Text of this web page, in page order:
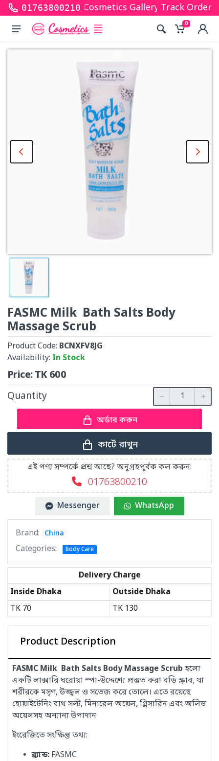
01763800210
shopping with Cosmetics Gallery Bd. Hope you
Track Order
0
FASMC Milk Bath Salts Body
Massage Scrub
Product Code: BCNXFV8JG
Availability: In Stock
Price:TK600
Quantity
অর্ডার করুন
কার্টে রাখুন
এই পণ্য সম্পর্কে প্রশ্ন আছে? অনুগ্রহপূর্বক কল করুন:
01763800210
Messenger WhatsApp
Brand: China
Categories: Body Care
Delivery Charge
Inside Dhaka
Outside Dhaka
TK 70 TK 130
Product Description
FASMC Milk Bath Salts Body Massage Scrub হলো
একটি লাক্সারি ঘরোয়া স্পা-উদ্দেশ্যে প্রস্তুত করা বডি স্ক্রাব, যা
শরীরকে মসৃণ, উজ্জ্বল ও সতেজ করে তোলে। এতে রয়েছে
হোয়াইটেনিং বাথ সল্ট, মিনারেল অয়েল, গ্লিসারিন এবং অলিভ
অয়েলসহ অন্যান্য উপাদান
ইংরেজিতে সংক্ষিপ্ত তথ্য:
ব্র্যান্ড: FASMC